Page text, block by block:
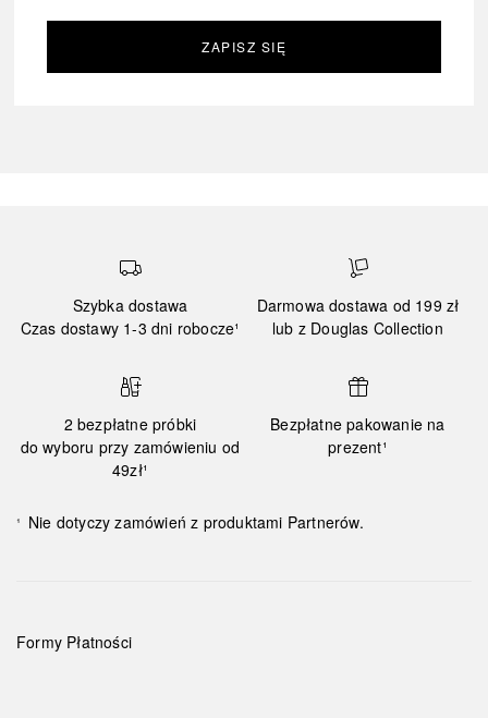
ZAPISZ SIĘ
Szybka dostawa
Czas dostawy 1-3 dni robocze¹
Darmowa dostawa od 199 zł
lub z Douglas Collection
2 bezpłatne próbki
do wyboru przy zamówieniu od
49zł¹
Bezpłatne pakowanie na
prezent¹
¹ Nie dotyczy zamówień z produktami Partnerów.
Formy Płatności